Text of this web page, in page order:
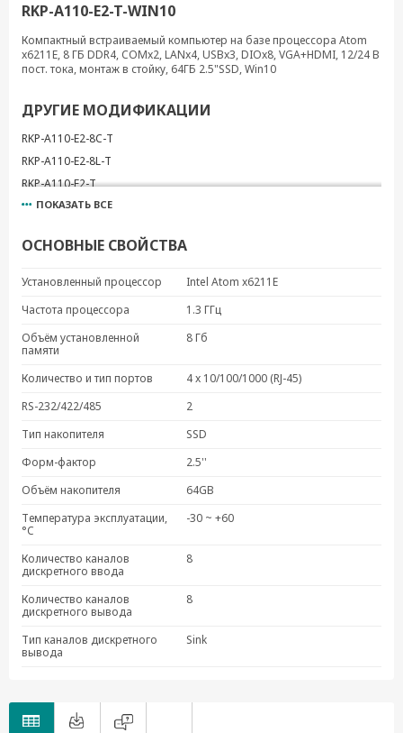
RKP-A110-E2-T-WIN10
Компактный встраиваемый компьютер на базе процессора Atom
x6211E, 8 ГБ DDR4, COMx2, LANx4, USBx3, DIOx8, VGA+HDMI, 12/24 В
пост. тока, монтаж в стойку, 64ГБ 2.5"SSD, Win10
ДРУГИЕ МОДИФИКАЦИИ
RKP-A110-E2-8C-T
RKP-A110-E2-8L-T
RKP-A110-E2-T
RKP-A110-E2-2L4C-T
RKP-A110-E4-8C-T
RKP-A110-E4-8L-T
RKP-A110-E4-T-Win10
ПОКАЗАТЬ ВСЕ
ОСНОВНЫЕ СВОЙСТВА
Установленный процессор
Intel Atom x6211E
Частота процессора
1.3 ГГц
Объём установленной
памяти
8 Гб
Количество и тип портов
4 x 10/100/1000 (RJ-45)
RS-232/422/485
2
Тип накопителя
SSD
Форм-фактор
2.5''
Объём накопителя
64GB
Температура эксплуатации,
°C
-30 ~ +60
Количество каналов
дискретного ввода
8
Количество каналов
дискретного вывода
8
Тип каналов дискретного
вывода
Sink